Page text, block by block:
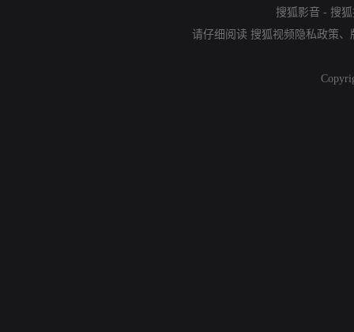
搜狐影音 - 搜
请仔细阅读 搜狐视频隐私政策、